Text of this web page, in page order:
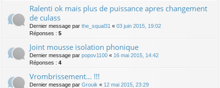
Ralenti ok mais plus de puissance apres changement
de culass
Dernier message par the_squal31 « 03 juin 2015, 19:02
Réponses : 5
Joint mousse isolation phonique
Dernier message par popov1100 « 16 mai 2015, 14:42
Réponses : 4
Vrombrissement... !!!
Dernier message par Grouik « 12 mai 2015, 23:29